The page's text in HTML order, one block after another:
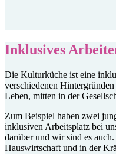
Inklusives
Die Kulturküche ist eine
verschiedenen
Leben, mitten in der
Zum Beispiel haben zwei
inklusiven Arbeitsplatz bei
darüber und wir sind es
Hauswirtschaft und in der